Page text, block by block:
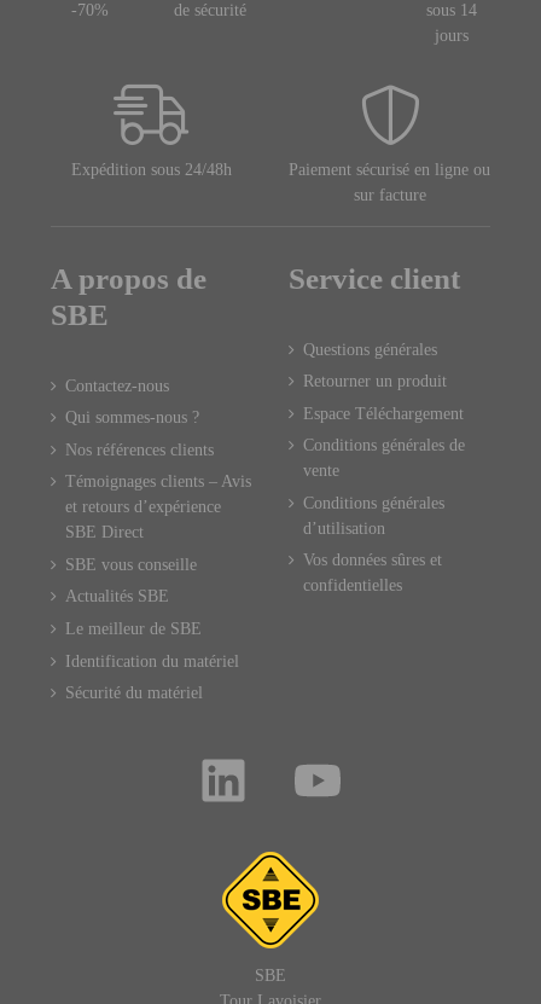
-70%
de sécurité
sous 14
jours
Expédition sous 24/48h
Paiement sécurisé en ligne ou
sur facture
A propos de
SBE
Contactez-nous
Qui sommes-nous ?
Nos références clients
Témoignages clients – Avis
et retours d’expérience
SBE Direct
SBE vous conseille
Actualités SBE
Le meilleur de SBE
Identification du matériel
Sécurité du matériel
Service client
Questions générales
Retourner un produit
Espace Téléchargement
Conditions générales de
vente
Conditions générales
d’utilisation
Vos données sûres et
confidentielles
SBE